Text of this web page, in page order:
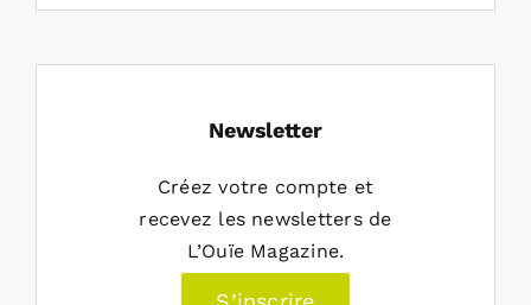
Newsletter
Créez votre compte et
recevez les newsletters de
L’Ouïe Magazine.